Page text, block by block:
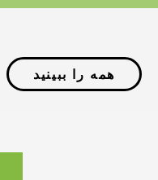
همه را ببینید